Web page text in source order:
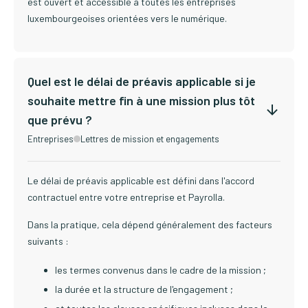
luxembourgeoises orientées vers le numérique.
Quel est le délai de préavis applicable si je
souhaite mettre fin à une mission plus tôt
que prévu ?
Entreprises Lettres de mission et engagements
Le délai de préavis applicable est défini dans l'accord
contractuel entre votre entreprise et Payrolla.
Dans la pratique, cela dépend généralement des facteurs
suivants :
les termes convenus dans le cadre de la mission ;
la durée et la structure de l'engagement ;